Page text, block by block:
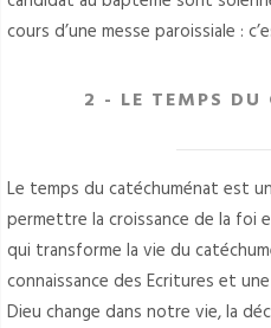
cours d’une messe paroissiale :
2 - LE TEMPS DU
Le temps du catéchuménat est
permettre la croissance de la foi
qui transforme la vie du
connaissance des Ecritures et
Dieu change dans notre vie, la